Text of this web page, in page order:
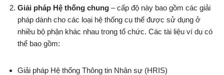
Giải pháp Hệ thống chung – cấp độ này bao gồm các giải
pháp dành cho các loại hệ thống cụ thể được sử dụng ở
nhiều bộ phận khác nhau trong tổ chức. Các tài liệu ví dụ có
thể bao gồm:
Giải pháp Hệ thống Thông tin Nhân sự (HRIS)